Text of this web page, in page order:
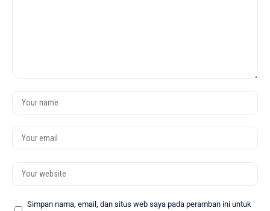
Simpan nama, email, dan situs web saya pada peramban ini untuk